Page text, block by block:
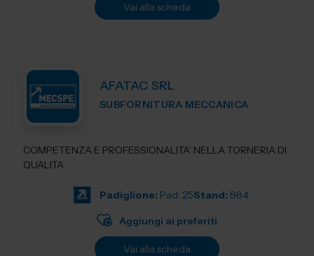
Vai alla scheda
AFATAC SRL
SUBFORNITURA MECCANICA
COMPETENZA E PROFESSIONALITA’ NELLA TORNERIA DI
QUALITA’
Padiglione: Pad. 25Stand: B84
Aggiungi ai preferiti
Vai alla scheda